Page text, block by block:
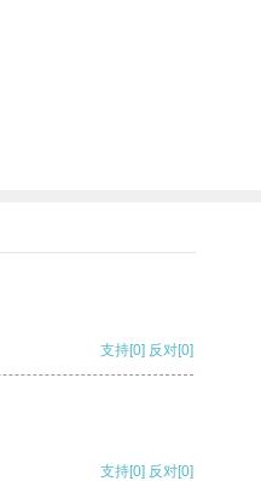
支持[0] 反对[0]
支持[0] 反对[0]